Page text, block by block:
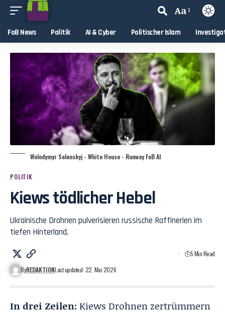
Aa
FoB News Politik AI & Cyber Politischer Islam
Wolodymyr Selenskyj - White House - Runway FoB AI
POLITIK
Kiews tödlicher Hebel
Ukrainische Drohnen pulverisieren russische Raffinerien im
tiefen Hinterland.
ByREDAKTIONLast updated: 22. Mai 2026
5 Min Read
In drei Zeilen: Kiews Drohnen zertrümmern